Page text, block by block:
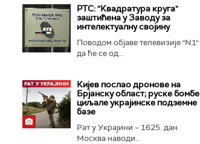
РТС: "Квадратура круга"
заштићена у Заводу за
интелектуалну својину
Поводом објаве телевизије "N1"
да ће се од...
Кијев послао дронове на
Брјанску област; руске бомбе
циљале украјинске подземне
базе
Рат у Украјини – 1625. дан.
Москва наводи...